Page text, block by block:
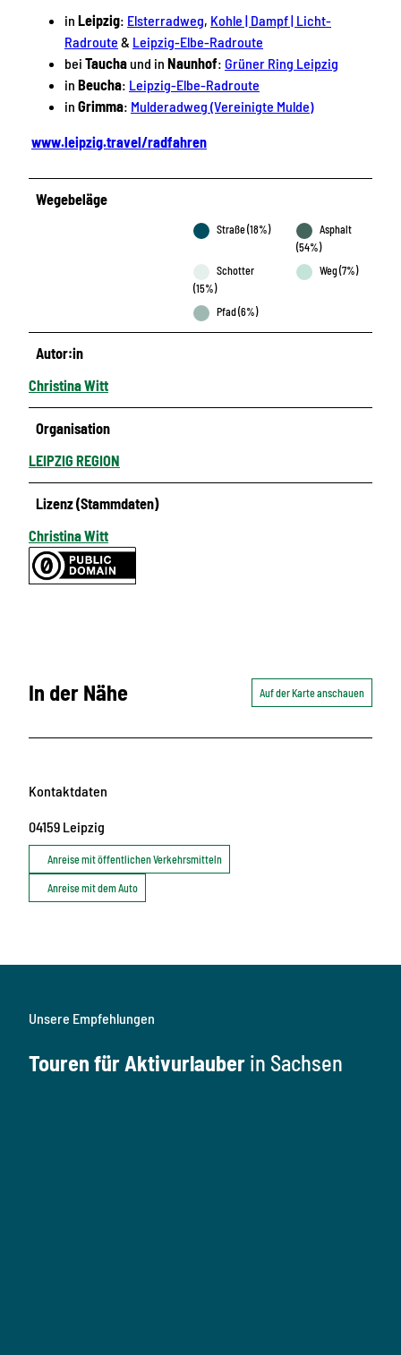
in Leipzig: Elsterradweg, Kohle | Dampf | Licht-
Radroute & Leipzig-Elbe-Radroute
bei Tauchaund in Naunhof: Grüner Ring Leipzig
in Beucha: Leipzig-Elbe-Radroute
in Grimma: Mulderadweg (Vereinigte Mulde)
www.leipzig.travel/radfahren
Wegebeläge
Straße (18%)
Asphalt
(54%)
Schotter
(15%)
Weg (7%)
Pfad (6%)
Autor:in
Christina Witt
Organisation
LEIPZIG REGION
Lizenz (Stammdaten)
Christina Witt
In der Nähe Auf der Karte anschauen
Kontaktdaten
04159 Leipzig
Anreise mit öffentlichen Verkehrsmitteln
Anreise mit dem Auto
Unsere Empfehlungen
Touren für Aktivurlauber in Sachsen